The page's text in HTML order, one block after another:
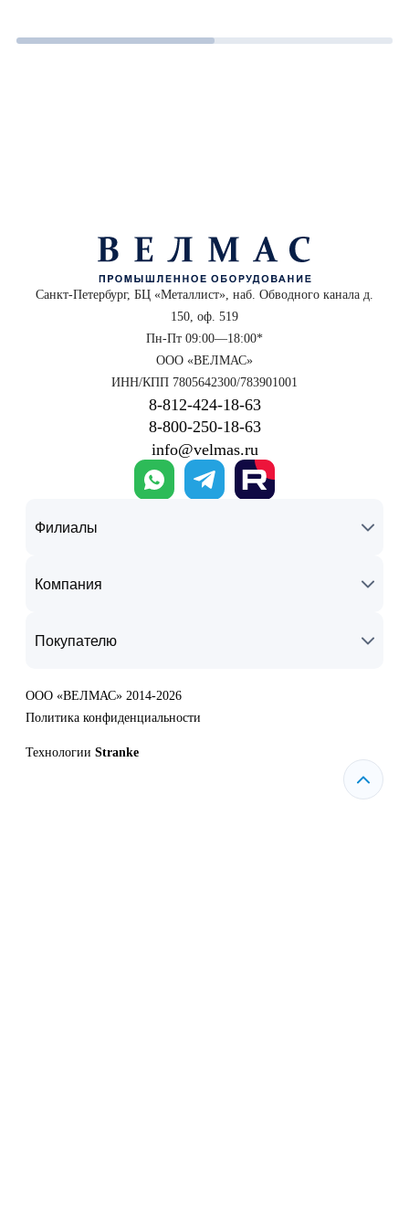
Санкт-Петербург, БЦ «Металлист», наб. Обводного канала д.
150, оф. 519
Пн-Пт 09:00—18:00*
ООО «ВЕЛМАС»
ИНН/КПП 7805642300/783901001
8‑812‑424‑18‑63
8‑800‑250‑18‑63
info@velmas.ru
Филиалы
Компания
Покупателю
ООО «ВЕЛМАС» 2014-2026
Политика конфиденциальности
Технологии Stranke